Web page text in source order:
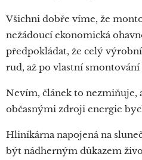
Všichni dobře víme, že
nežádoucí ekonomická
předpokládat, že celý
rud, až po vlastní
Nevím, článek to nezmiňuje,
občasnými zdroji energie
Hliníkárna napojená na
být nádherným důkazem